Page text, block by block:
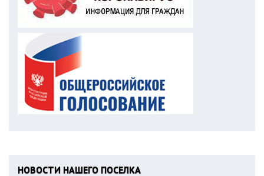
НОВОСТИ НАШЕГО ПОСЕЛКА